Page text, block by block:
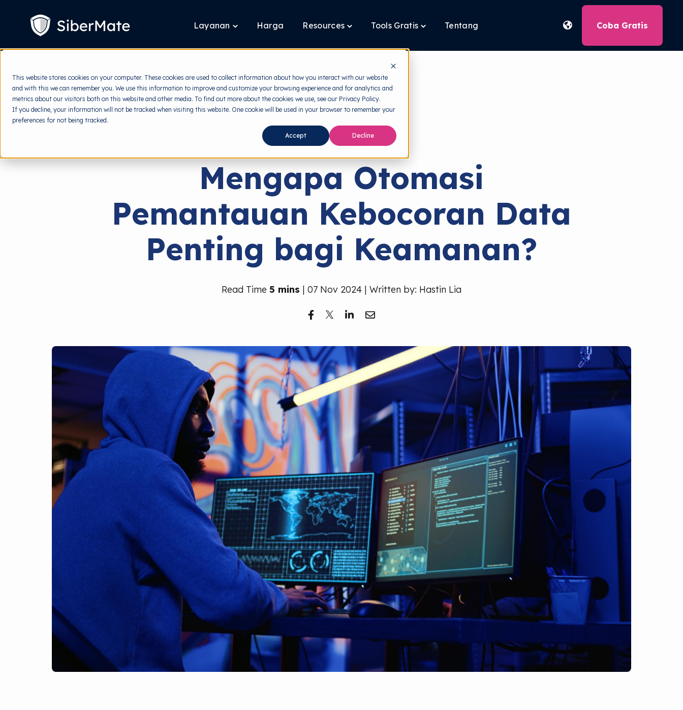
This website stores cookies on your computer. These cookies are used to collect information about how you interact with our website
and with this we can remember you. We use this information to improve and customize your browsing experience and for analytics and
metrics about our visitors both on this website and other media. To find out more about the cookies we use, see our Privacy Policy.
If you decline, your information will not be tracked when visiting this website. One cookie will be used in your browser to remember your
preferences for not being tracked.
Accept Decline
CONTENT
Layanan
Toggle
Layanan
Harga Resources Toggle
Resources
Tools Gratis Toggle
Tools
Tentang Coba Gratis
Solutions
Mengapa Otomasi
Pemantauan Kebocoran Data
Penting bagi Keamanan?
Read Time 5 mins | 07 Nov 2024 | Written by: Hastin Lia